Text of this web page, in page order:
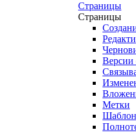
Страницы
Страницы
Версии
Метки